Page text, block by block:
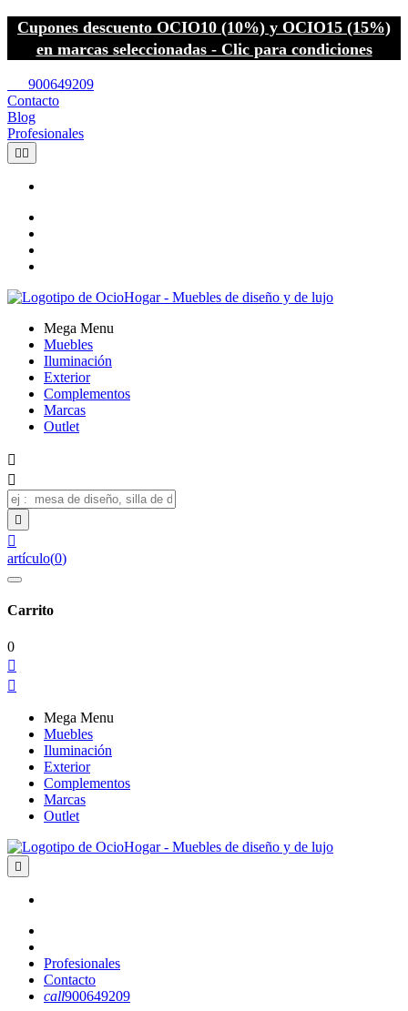
Cupones descuento OCIO10 (10%) y OCIO15 (15%)
en marcas seleccionadas - Clic para condiciones
900649209
Contacto
Blog
Profesionales
 
Mega Menu
Muebles
Iluminación
Exterior
Complementos
Marcas
Outlet




artículo(0)
Carrito
0


Mega Menu
Muebles
Iluminación
Exterior
Complementos
Marcas
Outlet

Profesionales
Contacto
call900649209